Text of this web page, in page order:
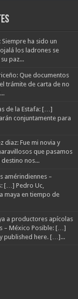
Siempre ha sido un
los ladrones se
paz...
Que documentos
trámite de carta de no
de la Estafa: […]
conjuntamente para
diaz: Fue mi novia y
que pasamos
nos...
amérindiennes –
[…] Pedro Uc,
maya en tiempo de
a productores apícolas
– México Posible: […]
published here. […]...